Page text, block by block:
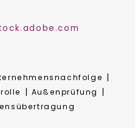
Außenprüfung